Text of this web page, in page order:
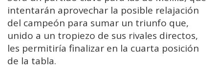
intentarán aprovechar la posible relajación
del campeón para sumar un triunfo que,
unido a un tropiezo de sus rivales directos,
les permitiría finalizar en la cuarta posición
de la tabla.